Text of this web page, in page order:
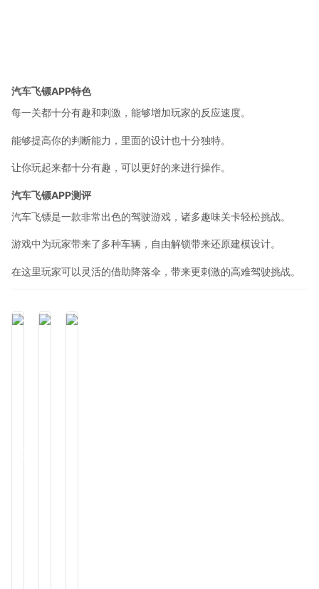
汽车飞镖APP特色
每一关都十分有趣和刺激，能够增加玩家的反应速度。
能够提高你的判断能力，里面的设计也十分独特。
让你玩起来都十分有趣，可以更好的来进行操作。
汽车飞镖APP测评
汽车飞镖是一款非常出色的驾驶游戏，诸多趣味关卡轻松挑战。
游戏中为玩家带来了多种车辆，自由解锁带来还原建模设计。
在这里玩家可以灵活的借助降落伞，带来更刺激的高难驾驶挑战。